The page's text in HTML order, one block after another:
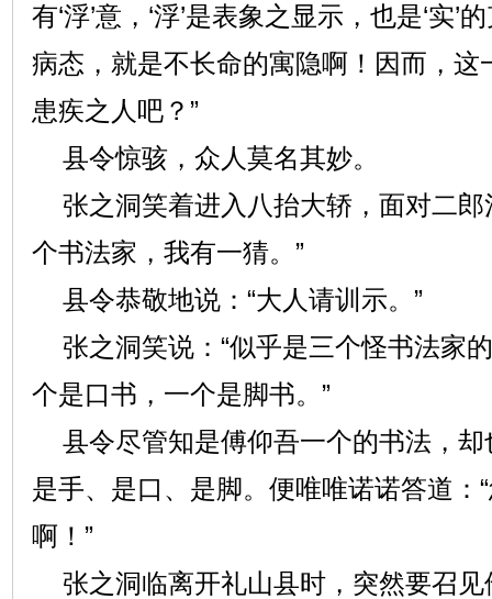
有‘浮’意，‘浮’是表象之显示，也是‘实’
病态，就是不长命的寓隐啊！因而，这
患疾之人吧？”
县令惊骇，众人莫名其妙。
张之洞笑着进入八抬大轿，面对二郎
个书法家，我有一猜。”
县令恭敬地说：“大人请训示。”
张之洞笑说：“似乎是三个怪书法家
个是口书，一个是脚书。”
县令尽管知是傅仰吾一个的书法，却
是手、是口、是脚。便唯唯诺诺答道：
啊！”
张之洞临离开礼山县时，突然要召见